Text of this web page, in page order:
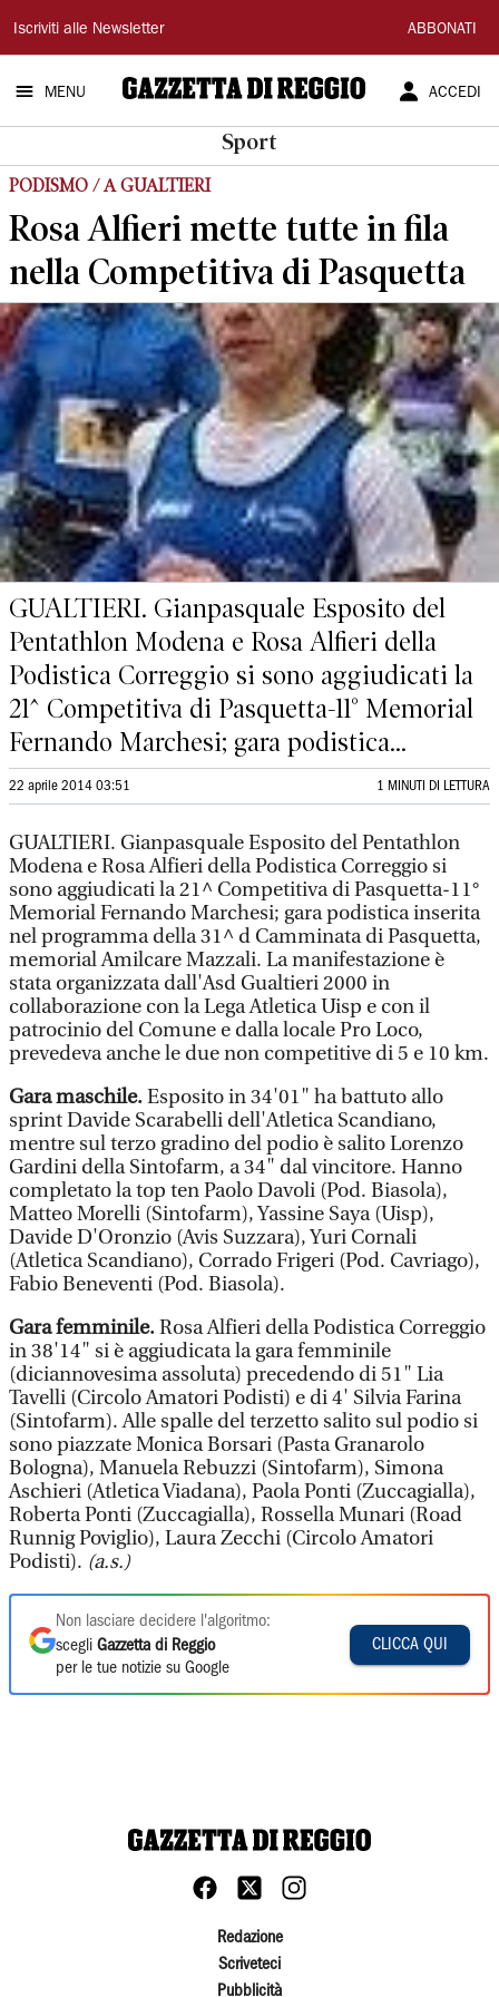
Gazzetta
di
Reggio
Iscriviti alle Newsletter ABBONATI
MENU ACCEDI
Sport
PODISMO / A GUALTIERI
Rosa Alfieri mette tutte in fila
nella Competitiva di Pasquetta
GUALTIERI. Gianpasquale Esposito del
Pentathlon Modena e Rosa Alfieri della
Podistica Correggio si sono aggiudicati la
21^ Competitiva di Pasquetta-11° Memorial
Fernando Marchesi; gara podistica...
22 aprile 2014 03:51 1 MINUTI DI LETTURA
GUALTIERI. Gianpasquale Esposito del Pentathlon
Modena e Rosa Alfieri della Podistica Correggio si
sono aggiudicati la 21^ Competitiva di Pasquetta-11°
Memorial Fernando Marchesi; gara podistica inserita
nel programma della 31^ d Camminata di Pasquetta,
memorial Amilcare Mazzali. La manifestazione è
stata organizzata dall'Asd Gualtieri 2000 in
collaborazione con la Lega Atletica Uisp e con il
patrocinio del Comune e dalla locale Pro Loco,
prevedeva anche le due non competitive di 5 e 10 km.
Gara maschile.Esposito in 34'01" ha battuto allo
sprint Davide Scarabelli dell'Atletica Scandiano,
mentre sul terzo gradino del podio è salito Lorenzo
Gardini della Sintofarm, a 34" dal vincitore. Hanno
completato la top ten Paolo Davoli (Pod. Biasola),
Matteo Morelli (Sintofarm), Yassine Saya (Uisp),
Davide D'Oronzio (Avis Suzzara), Yuri Cornali
(Atletica Scandiano), Corrado Frigeri (Pod. Cavriago),
Fabio Beneventi (Pod. Biasola).
Gara femminile.Rosa Alfieri della Podistica Correggio
in 38'14" si è aggiudicata la gara femminile
(diciannovesima assoluta) precedendo di 51" Lia
Tavelli (Circolo Amatori Podisti) e di 4' Silvia Farina
(Sintofarm). Alle spalle del terzetto salito sul podio si
sono piazzate Monica Borsari (Pasta Granarolo
Bologna), Manuela Rebuzzi (Sintofarm), Simona
Aschieri (Atletica Viadana), Paola Ponti (Zuccagialla),
Roberta Ponti (Zuccagialla), Rossella Munari (Road
Runnig Poviglio), Laura Zecchi (Circolo Amatori
Podisti). (a.s.)
Non lasciare decidere l'algoritmo:
scegli Gazzetta di Reggio
per le tue notizie su Google
CLICCA QUI
Redazione
Scriveteci
Pubblicità